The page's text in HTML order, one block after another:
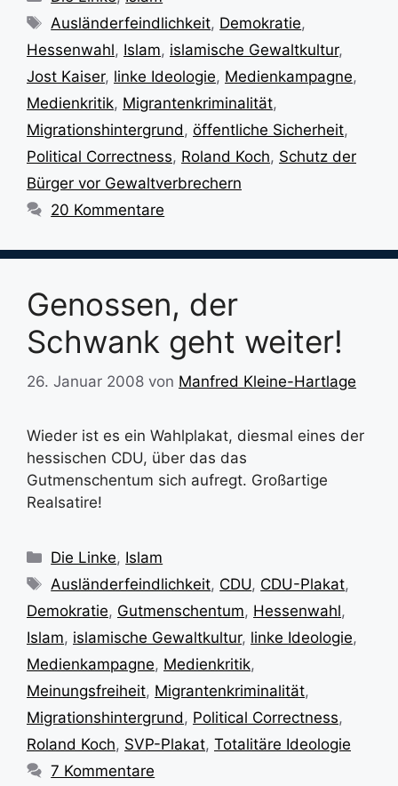
Schlagwörter
Ausländerfeindlichkeit, Demokratie,
Hessenwahl, Islam, islamische Gewaltkultur,
Jost Kaiser, linke Ideologie, Medienkampagne,
Medienkritik, Migrantenkriminalität,
Migrationshintergrund, öffentliche Sicherheit,
Political Correctness, Roland Koch, Schutz der
Bürger vor Gewaltverbrechern
20 Kommentare
Genossen, der
Schwank geht weiter!
26. Januar 2008 von Manfred Kleine-Hartlage
Wieder ist es ein Wahlplakat, diesmal eines der
hessischen CDU, über das das
Gutmenschentum sich aufregt. Großartige
Realsatire!
Kategorien
Die Linke, Islam
Schlagwörter
Ausländerfeindlichkeit, CDU, CDU-Plakat,
Demokratie, Gutmenschentum, Hessenwahl,
Islam, islamische Gewaltkultur, linke Ideologie,
Medienkampagne, Medienkritik,
Meinungsfreiheit, Migrantenkriminalität,
Migrationshintergrund , Political Correctness,
Roland Koch, SVP-Plakat, Totalitäre Ideologie
7 Kommentare